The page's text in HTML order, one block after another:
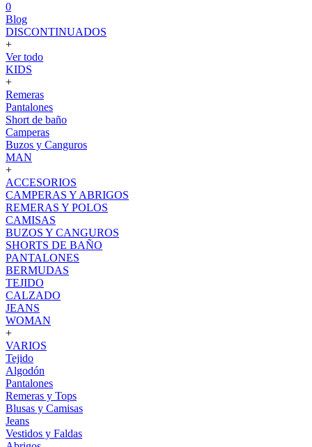
0
Blog
DISCONTINUADOS
+
Ver todo
KIDS
+
Remeras
Pantalones
Short de baño
Camperas
Buzos y Canguros
MAN
+
ACCESORIOS
CAMPERAS Y ABRIGOS
REMERAS Y POLOS
CAMISAS
BUZOS Y CANGUROS
SHORTS DE BAÑO
PANTALONES
BERMUDAS
TEJIDO
CALZADO
JEANS
WOMAN
+
VARIOS
Tejido
Algodón
Pantalones
Remeras y Tops
Blusas y Camisas
Jeans
Vestidos y Faldas